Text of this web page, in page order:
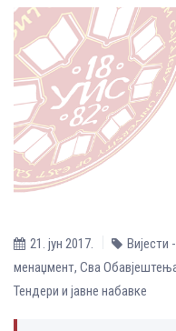
21. јун 2017.
Вијести
менаџмент, Сва
Тендери и јавне набавке